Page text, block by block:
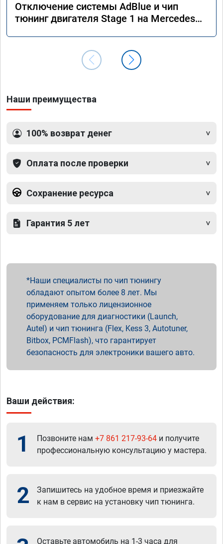
Отключение системы AdBlue и чип
тюнинг двигателя Stage 1 на Mercedes
Наши преимущества
100% возврат денег
Оплата после проверки
Сохранение ресурса
Гарантия 5 лет
Наши специалисты по чип тюнингу
обладают опытом более 8 лет. Мы
применяем только лицензионное
оборудование для диагностики (Launch,
Autel) и чип тюнинга (Flex, Kess 3, Autotuner,
Bitbox, PCMFlash), что гарантирует
безопасность для электроники вашего авто.
Ваши действия:
1 Позвоните нам +7 861 217-93-64 и получите
профессиональную консультацию у мастера.
2
Запишитесь на удобное время и приезжайте
к нам в сервис на установку чип тюнинга.
Оставьте автомобиль на 1-3 часа для